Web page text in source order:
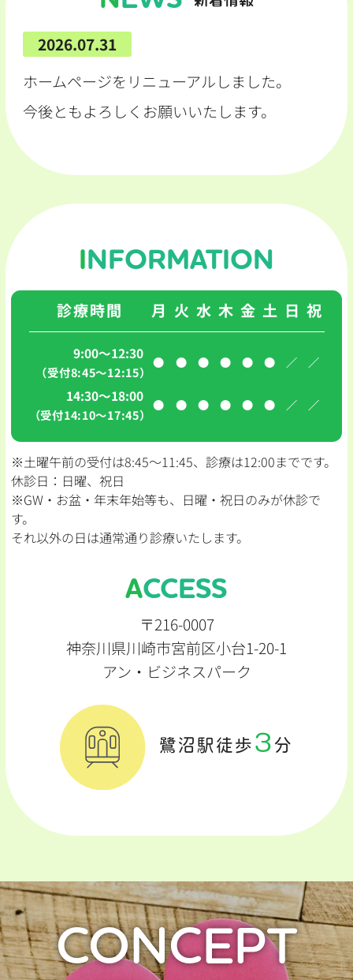
2026.07.31
ホームページをリニューアルしました。
今後ともよろしくお願いいたします。
INFORMATION
診療時間 月 火 水 木 金 土 日 祝
9:00～12:30
（受付8:45〜12:15）
● ● ● ● ● ● ／ ／
14:30～18:00
（受付14:10〜17:45）
● ● ● ● ● ● ／ ／
※土曜午前の受付は8:45〜11:45、診療は12:00までです。
休診日：日曜、祝日
※GW・お盆・年末年始等も、日曜・祝日のみが休診で
す。
それ以外の日は通常通り診療いたします。
ACCESS
〒216-0007
神奈川県川崎市宮前区小台1-20-1
アン・ビジネスパーク
鷺沼駅徒歩 3 分
CONCEPT